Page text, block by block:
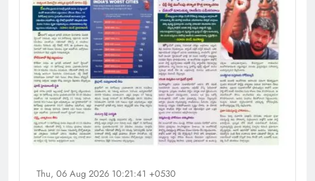
Thu, 06 Aug 2026 10:21:41 +0530